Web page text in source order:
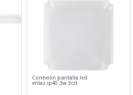
Conexión pantalla led
enlaz.ip40.3w.3cct